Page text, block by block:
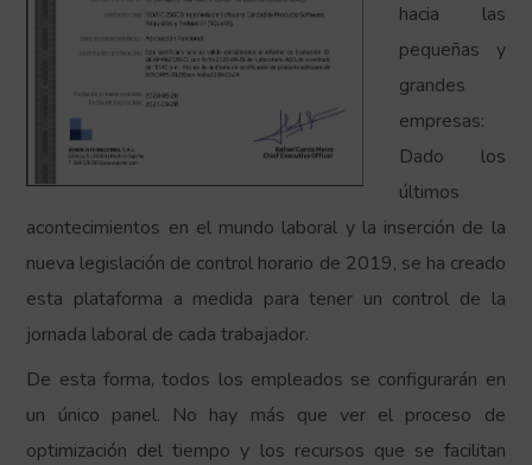
hacia las
pequeñas y
grandes
empresas:
Dado los
últimos
acontecimientos en el mundo laboral y la inserción de la
nueva legislación de control horario de 2019, se ha creado
esta plataforma a medida para tener un control de la
jornada laboral de cada trabajador.
De esta forma, todos los empleados se configurarán en
un único panel. No hay más que ver el proceso de
optimización del tiempo y los recursos que se facilitan